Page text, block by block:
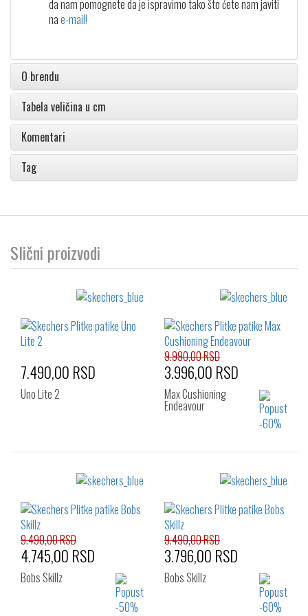
da nam pomognete da je ispravimo tako što ćete nam javiti
nae-mail!
O brendu
Tabela veličina u cm
Komentari
Tag
Slični proizvodi
Izaberi željeni broj:
41 42
42.5
46
47.5
7.490,00 RSD
Uno Lite 2
Izaberi željeni broj:
41 42
43
9.990,00 RSD
3.996,00 RSD
Max Cushioning
Endeavour
9.490,00 RSD
4.745,00 RSD
Bobs Skillz
9.490,00 RSD
3.796,00 RSD
Bobs Skillz